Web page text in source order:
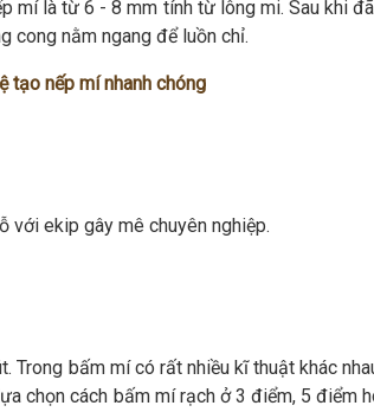
mí là từ 6 - 8 mm tính từ lông mi. Sau khi
cong nằm ngang để luồn chỉ.
tạo nếp mí nhanh chóng
ekip gây mê chuyên nghiệp.
Trong bấm mí có rất nhiều kĩ thuật khác
chọn cách bấm mí rạch ở 3 điểm, 5 điểm